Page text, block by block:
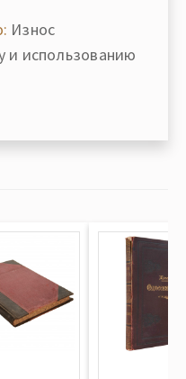
Износ
и использованию